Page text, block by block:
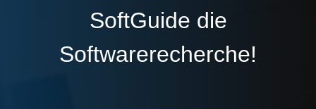
SoftGuide die
Softwarerecherche!